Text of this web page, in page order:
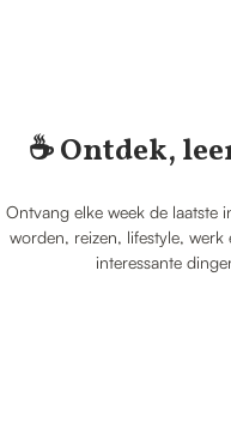
☕️ Ontdek,
Ontvang elke week de laatste
worden, reizen, lifestyle,
interessante